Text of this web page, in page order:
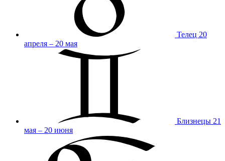
Телец 20
апреля – 20 мая
Близнецы 21
мая – 20 июня